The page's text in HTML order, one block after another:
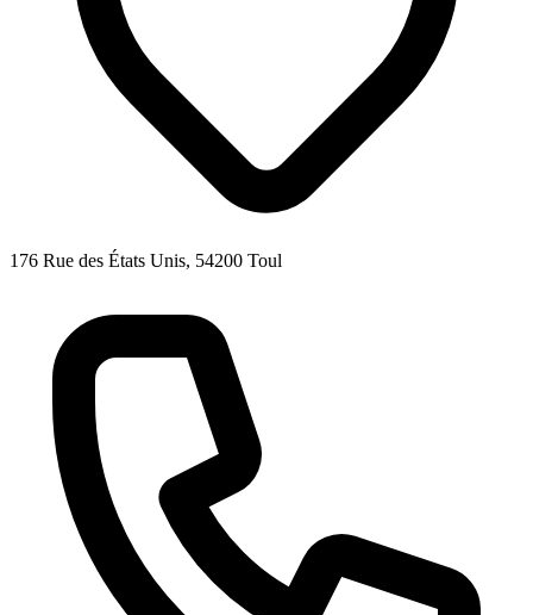
176 Rue des États Unis, 54200 Toul